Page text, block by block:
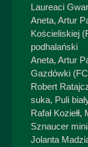
Laureaci
Aneta, Artur
Kościeliskiej
podhalański
Aneta, Artur
Gazdówki
Robert
suka, Puli
Rafał
Sznaucer
Jolanta